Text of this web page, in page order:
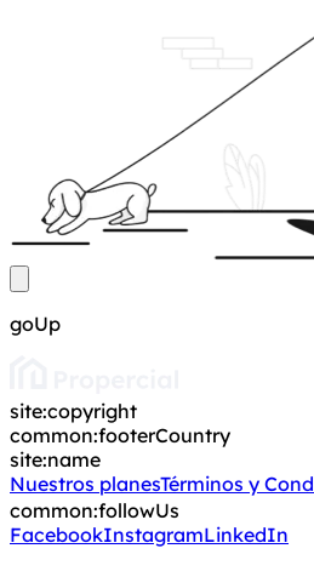
goUp
site:copyright
common:footerCountry
site:name
Nuestros planesTérminos y
common:followUs
FacebookInstagramLinkedIn